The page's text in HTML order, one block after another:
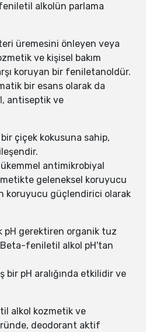
alkolün parlama
üremesini önleyen veya
ve kişisel bakım
koruyan bir feniletanoldür.
bir esans olarak da
antiseptik ve
çiçek kokusuna sahip,
antimikrobiyal
geleneksel koruyucu
koruyucu güçlendirici olarak
pH gerektiren organik tuz
Beta-feniletil alkol pH'tan
pH aralığında etkilidir ve
alkol kozmetik ve
deodorant aktif